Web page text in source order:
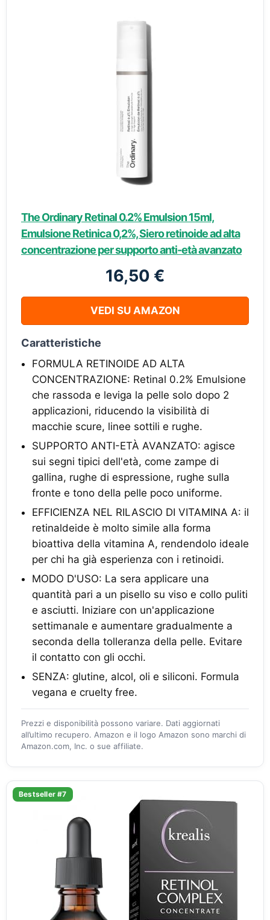
The Ordinary Retinal 0.2% Emulsion 15ml,
Emulsione Retinica 0,2%, Siero retinoide ad alta
concentrazione per supporto anti-età avanzato
16,50 €
VEDI SU AMAZON
Caratteristiche
FORMULA RETINOIDE AD ALTA
CONCENTRAZIONE: Retinal 0.2% Emulsione
che rassoda e leviga la pelle solo dopo 2
applicazioni, riducendo la visibilità di
macchie scure, linee sottili e rughe.
SUPPORTO ANTI-ETÀ AVANZATO: agisce
sui segni tipici dell'età, come zampe di
gallina, rughe di espressione, rughe sulla
fronte e tono della pelle poco uniforme.
EFFICIENZA NEL RILASCIO DI VITAMINA A: il
retinaldeide è molto simile alla forma
bioattiva della vitamina A, rendendolo ideale
per chi ha già esperienza con i retinoidi.
MODO D'USO: La sera applicare una
quantità pari a un pisello su viso e collo puliti
e asciutti. Iniziare con un'applicazione
settimanale e aumentare gradualmente a
seconda della tolleranza della pelle. Evitare
il contatto con gli occhi.
SENZA: glutine, alcol, oli e siliconi. Formula
vegana e cruelty free.
Prezzi e disponibilità possono variare. Dati aggiornati
all’ultimo recupero. Amazon e il logo Amazon sono marchi di
Amazon.com, Inc. o sue affiliate.
Bestseller #7